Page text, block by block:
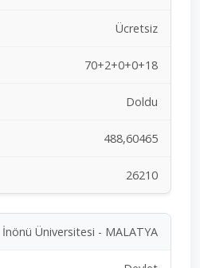
Ücretsiz
70+2+0+0+18
Doldu
488,60465
26210
İnönü Üniversitesi - MALATYA